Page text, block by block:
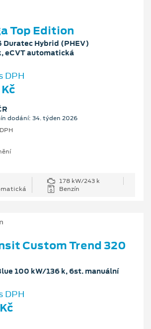
Top Edition
Duratec Hybrid (PHEV)
eCVT automatická
DPH
dodání: 34. týden 2026
178 kW/243 k
Benzín
Custom Trend 320
100 kW/136 k, 6st. manuální
DPH